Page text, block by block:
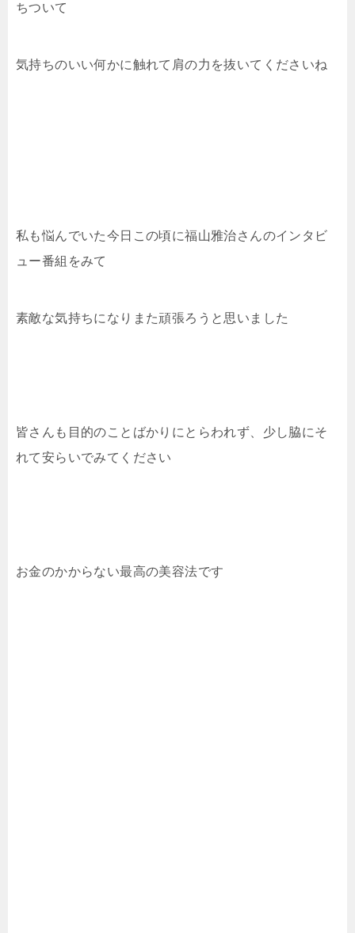
ちついて
気持ちのいい何かに触れて肩の力を抜いてくださいね
私も悩んでいた今日この頃に福山雅治さんのインタビ
ュー番組をみて
素敵な気持ちになりまた頑張ろうと思いました
皆さんも目的のことばかりにとらわれず、少し脇にそ
れて安らいでみてください
お金のかからない最高の美容法です